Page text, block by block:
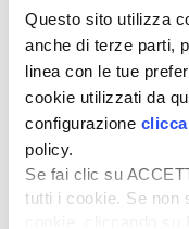
Questo sito utilizza
anche di terze parti,
linea con le tue
cookie utilizzati da
configurazione
policy.
Se fai clic su
tutti i cookie. Se non
latte, alla
Per ulteriori
oltre che per
Scarica la